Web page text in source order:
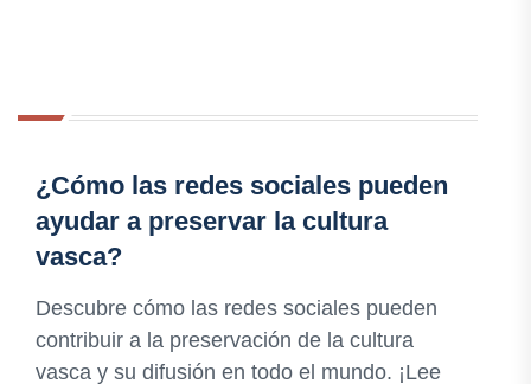
¿Cómo las redes sociales pueden
ayudar a preservar la cultura
vasca?
Descubre cómo las redes sociales pueden
contribuir a la preservación de la cultura
vasca y su difusión en todo el mundo. ¡Lee